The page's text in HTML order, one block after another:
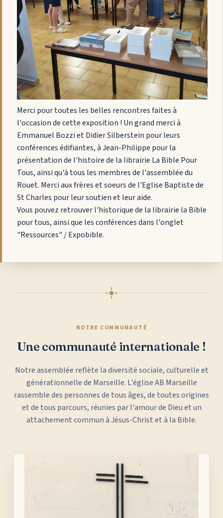
Merci pour toutes les belles rencontres faites à
l'occasion de cette exposition ! Un grand merci à
Emmanuel Bozzi et Didier Silberstein pour leurs
conférences édifiantes, à Jean-Philippe pour la
présentation de l'histoire de la librairie La Bible Pour
Tous, ainsi qu'à tous les membres de l'assemblée du
Rouet. Merci aux frères et soeurs de l'Eglise Baptiste de
St Charles pour leur soutien et leur aide.
Vous pouvez retrouver l'historique de la librairie la Bible
pour tous, ainsi que les conférences dans l'onglet
"Ressources" / Expobible.
NOTRE COMMUNAUTÉ
Une communauté internationale !
Notre assemblée reflète la diversité sociale, culturelle et
générationnelle de Marseille. L'église AB Marseille
rassemble des personnes de tous âges, de toutes origines
et de tous parcours, réunies par l'amour de Dieu et un
attachement commun à Jésus-Christ et à la Bible.